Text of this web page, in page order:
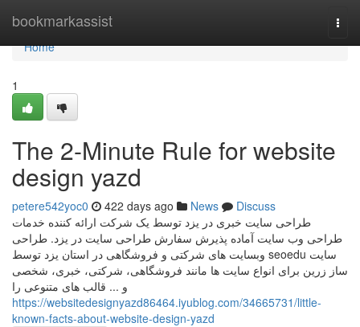
bookmarkassist
Home
Home
1
The 2-Minute Rule for website
design yazd
petere542yoc0 422 days ago News
Discuss
طراحی سایت خبری در یزد توسط یک شرکت ارائه کننده خدمات
طراحی وب سایت آماده پذیرش سفارش طراحی سایت در یزد. طراحی
وبسایت های شرکتی و فروشگاهی در استان یزد توسط seoedu سایت
ساز زرین برای انواع سایت ها مانند فروشگاهی، شرکتی، خبری، شخصی
و ... قالب های متنوعی را
https://websitedesignyazd86464.iyublog.com/34665731/little-
known-facts-about-website-design-yazd